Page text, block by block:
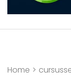
Home >